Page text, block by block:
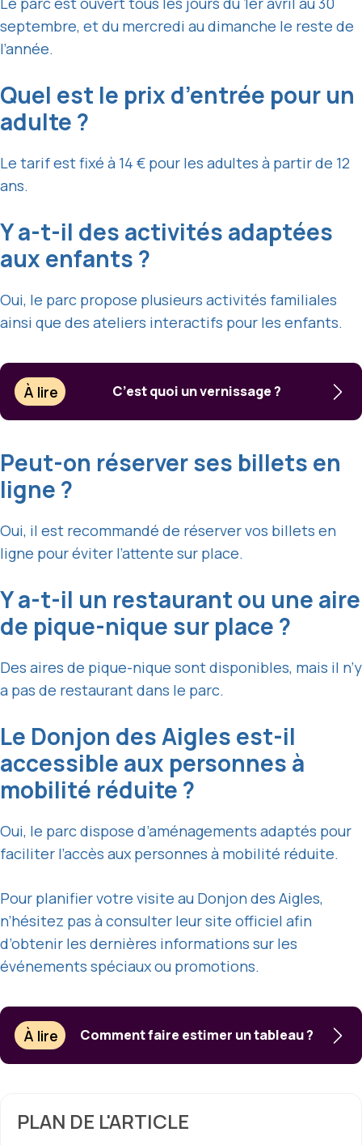
septembre, et du mercredi au dimanche le reste de
l’année.
Quel est le prix d’entrée pour un
adulte ?
Le tarif est fixé à 14 € pour les adultes à partir de 12
ans.
Y a-t-il des activités adaptées
aux enfants ?
Oui, le parc propose plusieurs activités familiales
ainsi que des ateliers interactifs pour les enfants.
À lire C’est quoi un vernissage ?
Peut-on réserver ses billets en
ligne ?
Oui, il est recommandé de réserver vos billets en
ligne pour éviter l’attente sur place.
Y a-t-il un restaurant ou une aire
de pique-nique sur place ?
Des aires de pique-nique sont disponibles, mais il n’y
a pas de restaurant dans le parc.
Le Donjon des Aigles est-il
accessible aux personnes à
mobilité réduite ?
Oui, le parc dispose d’aménagements adaptés pour
faciliter l’accès aux personnes à mobilité réduite.
Pour planifier votre visite au Donjon des Aigles,
n’hésitez pas à consulter leur site officiel afin
d’obtenir les dernières informations sur les
événements spéciaux ou promotions.
À lire Comment faire estimer un tableau ?
PLAN DE L'ARTICLE